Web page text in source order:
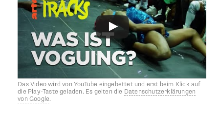
Das Video wird von YouTube eingebettet und erst beim Klick auf
die Play-Taste geladen. Es gelten die Datenschutzerklärungen
von Google.